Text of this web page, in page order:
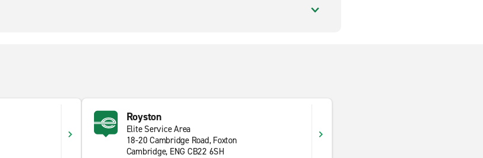
Royston
Elite Service Area
18-20 Cambridge Road, Foxton
Cambridge, ENG CB22 6SH